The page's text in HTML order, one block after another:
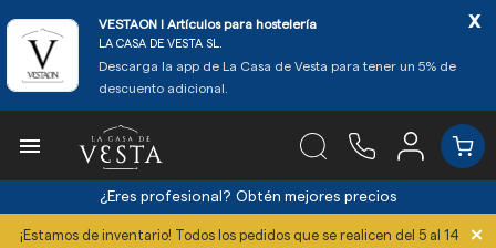
VESTAON l Artículos para hostelería
LA CASA DE VESTA SL.
Descarga la app de La Casa de Vesta para tener un 5% de
descuento adicional.
x

¿Eres profesional? Obtén mejores precios
¡Estamos de inventario! Todos los pedidos que se realicen del 5 al 14
×